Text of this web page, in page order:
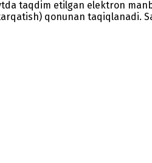
taqdim etilgan elektron
qonunan taqiqlanadi.